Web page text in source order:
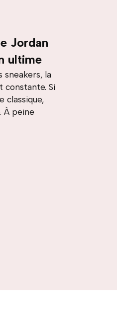
Jordan
ultime
sneakers, la
constante. Si
classique,
À peine